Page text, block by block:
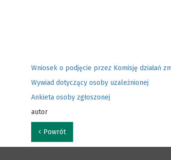
Wniosek o podjęcie przez Komisję działań
Wywiad dotyczący osoby uzależnionej
Ankieta osoby zgłoszonej
autor
Powrót